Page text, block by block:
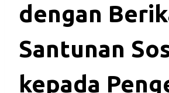
dengan
Santunan
kepada